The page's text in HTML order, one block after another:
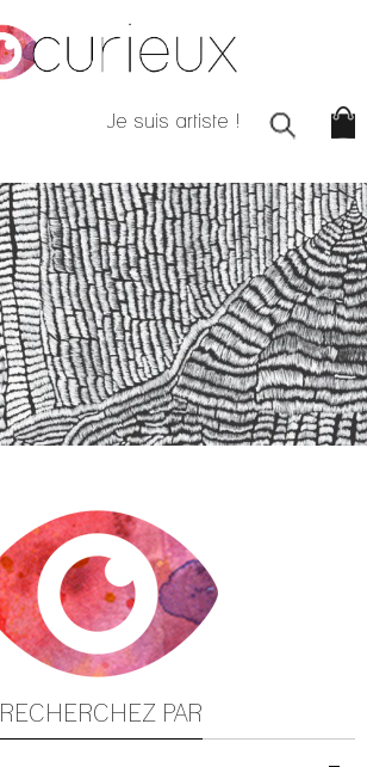
Je suis artiste !
RECHERCHEZ PAR